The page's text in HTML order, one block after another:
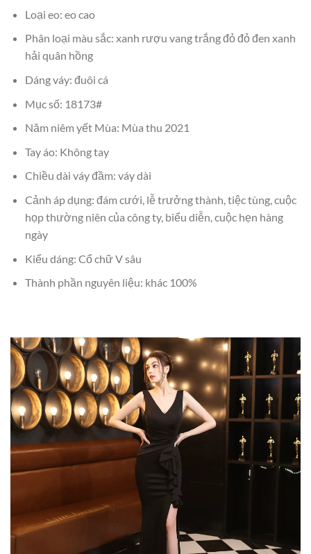
Loại eo: eo cao
Phân loại màu sắc: xanh rượu vang trắng đỏ đỏ đen xanh
hải quân hồng
Dáng váy: đuôi cá
Mục số: 18173#
Năm niêm yết Mùa: Mùa thu 2021
Tay áo: Không tay
Chiều dài váy đầm: váy dài
Cảnh áp dụng: đám cưới, lễ trưởng thành, tiệc tùng, cuộc
họp thường niên của công ty, biểu diễn, cuộc hẹn hàng
ngày
Kiểu dáng: Cổ chữ V sâu
Thành phần nguyên liệu: khác 100%